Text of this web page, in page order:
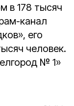
в 178 тысяч
канал
его
человек.
№ 1»